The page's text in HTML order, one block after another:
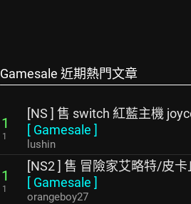
Gamesale 近期熱門文章
1
1
[NS ] 售 switch 紅藍主機
[ Gamesale ]
lushin
1
1
[NS2 ] 售 冒險家艾略特/皮卡
[ Gamesale ]
orangeboy27